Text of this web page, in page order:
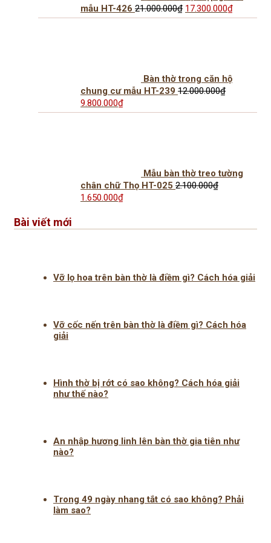
mẫu HT-426 21.000.000₫ Giá
gốc
17.300.000₫Giá
hiện
Bàn thờ trong căn hộ
chung cư mẫu HT-239 12.000.000₫
Giá
gốc
9.800.000₫Giá
hiện
Mẫu bàn thờ treo tường
chân chữ Thọ HT-025 2.100.000₫
Giá
2.100.000₫.
1.650.000₫Giá
là:
Bài viết mới
Vỡ lọ hoa trên bàn thờ là điềm gì? Cách hóa giải
Vỡ cốc nến trên bàn thờ là điềm gì? Cách hóa
giải
Hình thờ bị rớt có sao không? Cách hóa giải
như thế nào?
An nhập hương linh lên bàn thờ gia tiên như
nào?
Trong 49 ngày nhang tắt có sao không? Phải
làm sao?